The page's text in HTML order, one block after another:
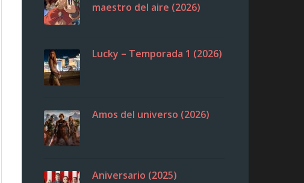
maestro del aire (2026)
Lucky – Temporada 1 (2026)
Amos del universo (2026)
Aniversario (2025)